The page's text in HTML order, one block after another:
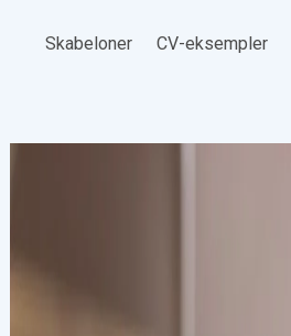
Skabeloner CV-eksempler